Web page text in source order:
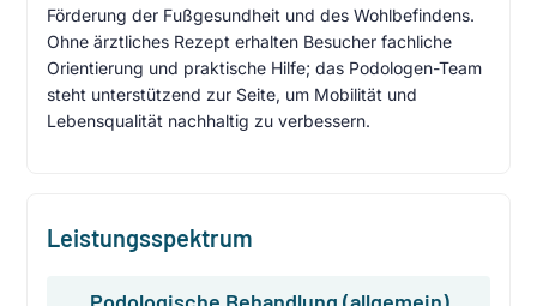
Förderung der Fußgesundheit und des Wohlbefindens.
Ohne ärztliches Rezept erhalten Besucher fachliche
Orientierung und praktische Hilfe; das Podologen-Team
steht unterstützend zur Seite, um Mobilität und
Lebensqualität nachhaltig zu verbessern.
Leistungsspektrum